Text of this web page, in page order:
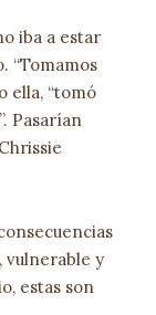
iba a estar
“Tomamos
ella, “tomó
Pasarían
vulnerable y
estas son